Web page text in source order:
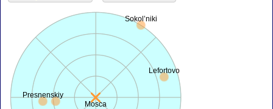
Mosca
Presnenskiy
Lefortovo
Sokol’niki